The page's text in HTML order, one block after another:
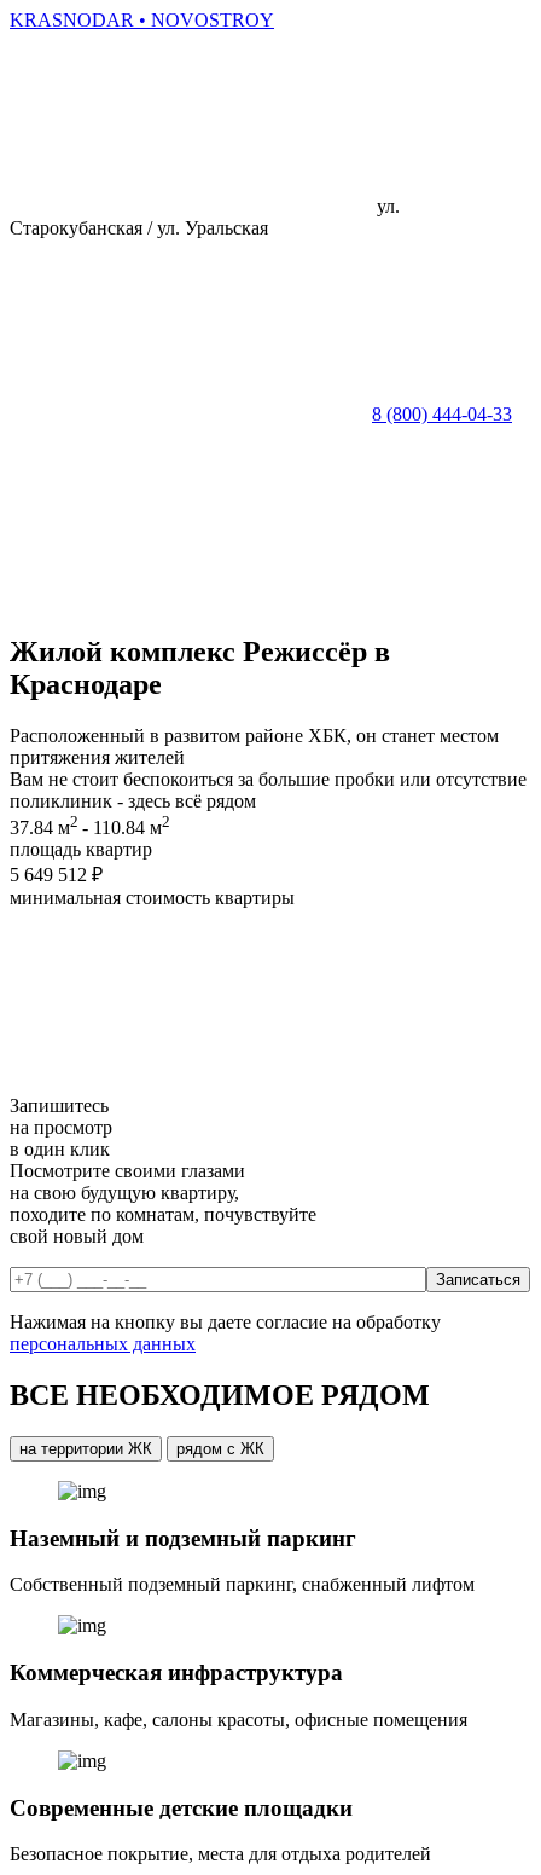
KRASNODAR • NOVOSTROY
ул.
Старокубанская / ул. Уральская
8 (800) 444-04-33
Жилой комплекс Режиссёр в
Краснодаре
Расположенный в развитом районе ХБК, он станет местом
притяжения жителей
Вам не стоит беспокоиться за большие пробки или отсутствие
поликлиник - здесь всё рядом
37.84 м2 - 110.84 м2
площадь квартир
5 649 512 ₽
минимальная cтоимость квартиры
Запишитесь
на просмотр
в один клик
Посмотрите своими глазами
на свою будущую квартиру,
походите по комнатам, почувствуйте
свой новый дом
Нажимая на кнопку вы даете согласие на обработку
персональных данных
ВСЕ НЕОБХОДИМОЕ РЯДОМ
на территории ЖК рядом с ЖК
Наземный и подземный паркинг
Собственный подземный паркинг, снабженный лифтом
Коммерческая инфраструктура
Магазины, кафе, салоны красоты, офисные помещения
Современные детские площадки
Безопасное покрытие, места для отдыха родителей